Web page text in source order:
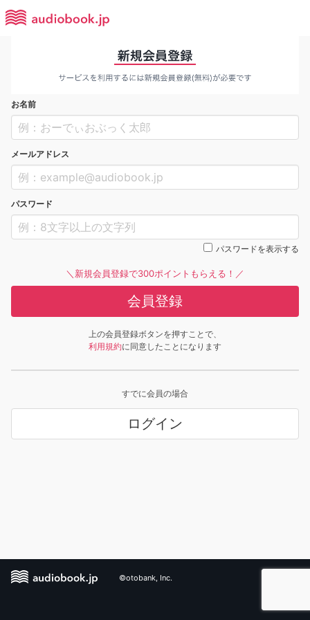
お名前
メールアドレス
パスワード
パスワードを表示する
＼新規会員登録で300ポイントもらえる！／
会員登録
上の会員登録ボタンを押すことで、
利用規約に同意したことになります
すでに会員の場合
ログイン
©otobank, Inc.